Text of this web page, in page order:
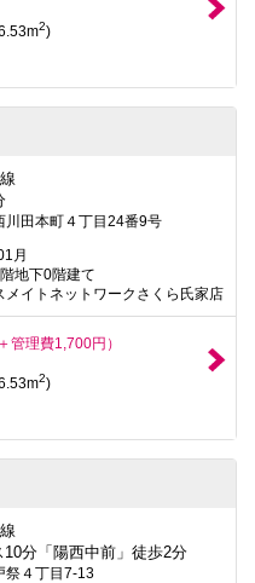
2)
川田本町４丁目24番9号
月
地下0階建て
メイトネットワークさくら氏家店
＋管理費1,700円）
2)
分「陽西中前」徒歩2分
祭４丁目7-13